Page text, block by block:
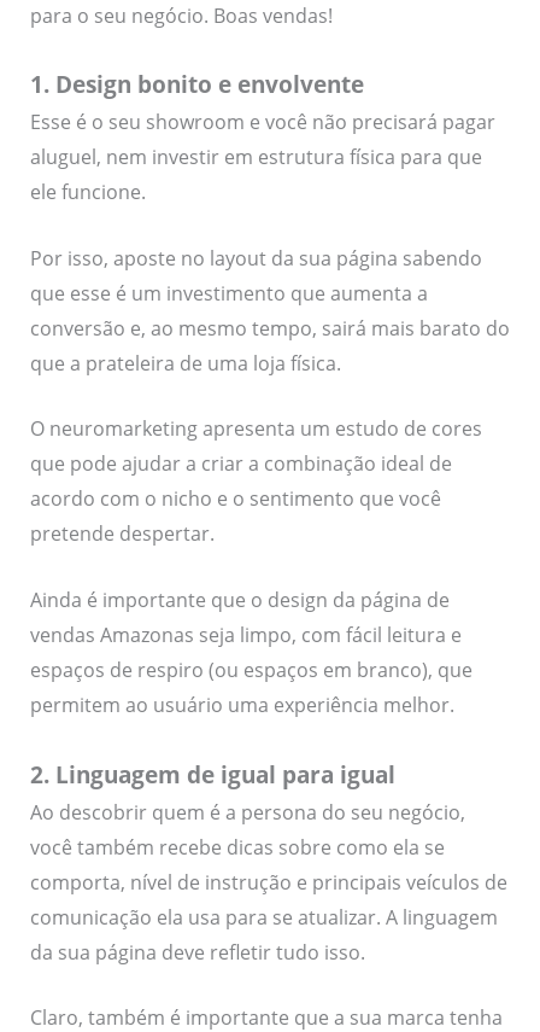
para o seu negócio. Boas vendas!
1. Design bonito e envolvente
Esse é o seu showroom e você não precisará pagar
aluguel, nem investir em estrutura física para que
ele funcione.
Por isso, aposte no layout da sua página sabendo
que esse é um investimento que aumenta a
conversão e, ao mesmo tempo, sairá mais barato do
que a prateleira de uma loja física.
O neuromarketing apresenta um estudo de cores
que pode ajudar a criar a combinação ideal de
acordo com o nicho e o sentimento que você
pretende despertar.
Ainda é importante que o design da página de
vendas Amazonas seja limpo, com fácil leitura e
espaços de respiro (ou espaços em branco), que
permitem ao usuário uma experiência melhor.
2. Linguagem de igual para igual
Ao descobrir quem é a persona do seu negócio,
você também recebe dicas sobre como ela se
comporta, nível de instrução e principais veículos de
comunicação ela usa para se atualizar. A linguagem
da sua página deve refletir tudo isso.
Claro, também é importante que a sua marca tenha